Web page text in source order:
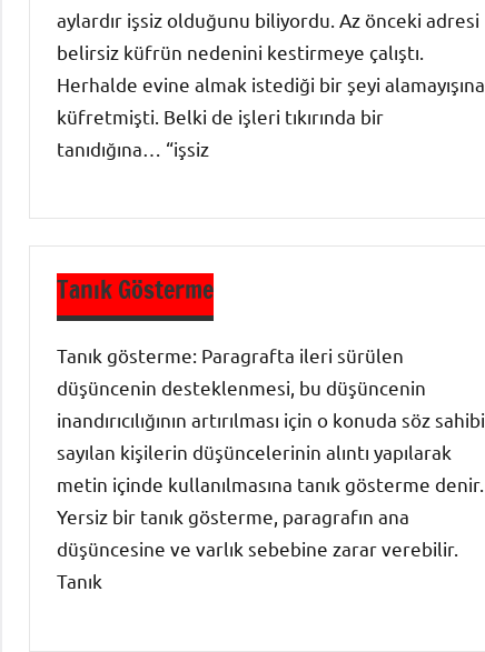
aylardır işsiz olduğunu biliyordu. Az önceki adresi
belirsiz küfrün nedenini kestirmeye çalıştı.
Herhalde evine almak istediği bir şeyi alamayışına
küfretmişti. Belki de işleri tıkırında bir
tanıdığına… “işsiz
Soru
Bankası
Paragraf
Tanık Gösterme
Tanık gösterme: Paragrafta ileri sürülen
düşüncenin desteklenmesi, bu düşüncenin
inandırıcılığının artırılması için o konuda söz sahibi
sayılan kişilerin düşüncelerinin alıntı yapılarak
metin içinde kullanılmasına tanık gösterme denir.
Yersiz bir tanık gösterme, paragrafın ana
düşüncesine ve varlık sebebine zarar verebilir.
Tanık